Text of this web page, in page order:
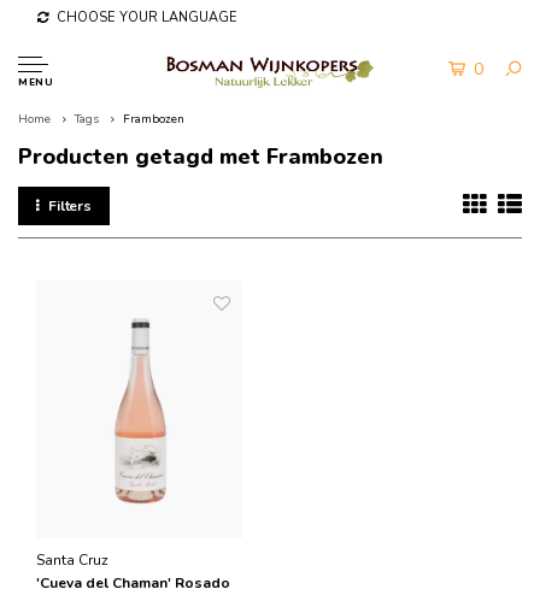
CHOOSE YOUR LANGUAGE
MENU
0
Home Tags Frambozen
Producten getagd met Frambozen
Filters
Santa Cruz
'Cueva del Chaman' Rosado